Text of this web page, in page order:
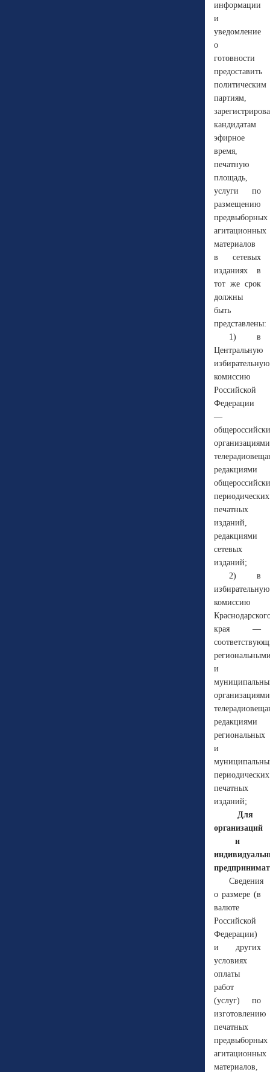
информации
и
уведомление
о
готовности
предоставить
политическим
партиям,
кандидатам
эфирное
время,
печатную
площадь,
услуги по
размещению
предвыборных
агитационных
материалов
в сетевых
изданиях в
тот же срок
должны
быть
представлены:
1) в
Центральную
избирательную
комиссию
Российской
Федерации
—
организациями
редакциями
периодических
печатных
изданий,
редакциями
сетевых
изданий;
2) в
избирательную
комиссию
края —
и
организациями
редакциями
региональных
и
периодических
печатных
изданий;
Для
организаций
и
Сведения
о размере (в
валюте
Российской
Федерации)
и других
условиях
оплаты
работ
(услуг) по
изготовлению
печатных
предвыборных
агитационных
материалов,